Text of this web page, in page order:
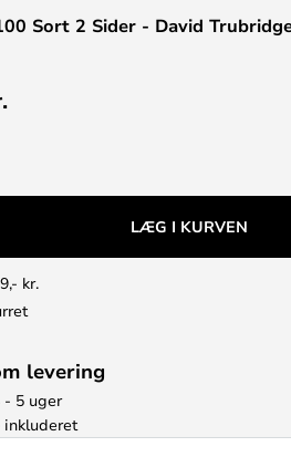
Sort 2 Sider - David
LÆG I KURVEN
kr.
levering
- 5 uger
inkluderet